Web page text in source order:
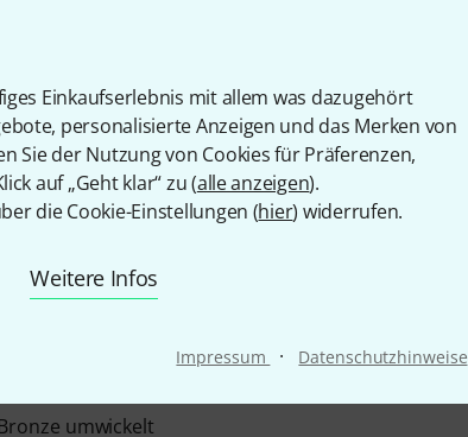
Einkaufserlebnis mit allem was dazugehört
personalisierte Anzeigen und das Merken von
Sie der Nutzung von Cookies für Präferenzen,
auf „Geht klar“ zu (alle anzeigen).
die Cookie-Einstellungen (hier) widerrufen.
Weitere Infos
Impressum · Datenschutzhinweise
und Westerngitarre
umwickelt
Guitar Ph.
umwickelt